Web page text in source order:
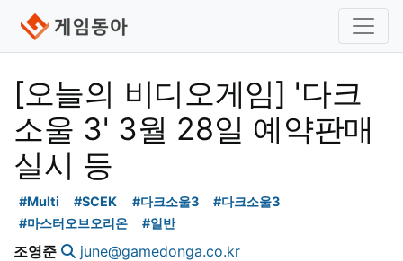
[오늘의 비디오게임] '다크
소울 3' 3월 28일 예약판매
실시 등
#Multi #SCEK #다크소울3
#다크소울3
#마스터오브오리온
#일반
조영준 june@gamedonga.co.kr